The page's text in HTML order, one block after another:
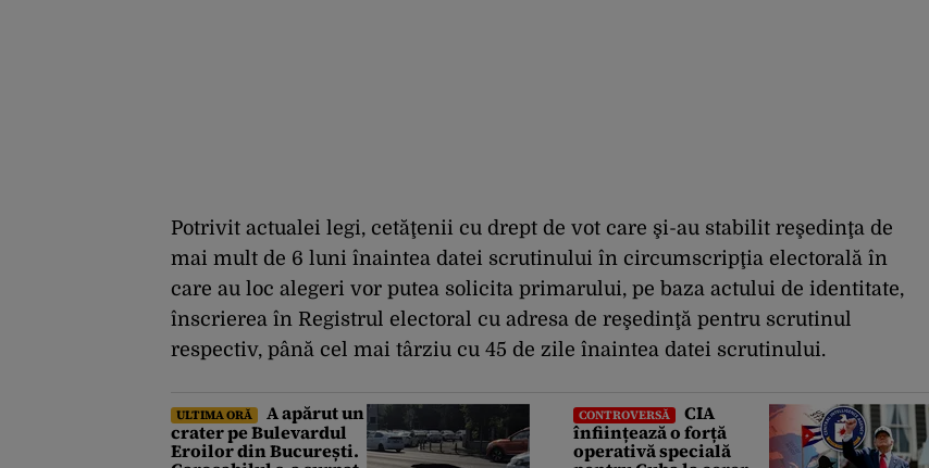
Potrivit actualei legi, cetăţenii cu drept de vot care şi-au stabilit reşedinţa de
mai mult de 6 luni înaintea datei scrutinului în circumscripţia electorală în
care au loc alegeri vor putea solicita primarului, pe baza actului de identitate,
înscrierea în Registrul electoral cu adresa de reşedinţă pentru scrutinul
respectiv, până cel mai târziu cu 45 de zile înaintea datei scrutinului.
ULTIMA ORĂ
A apărut un
crater pe Bulevardul
Eroilor din București.
CONTROVERSĂ
CIA
înființează o forță
operativă specială